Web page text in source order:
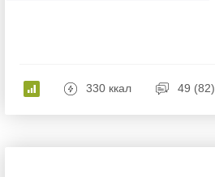
330 ккал 49 (82)